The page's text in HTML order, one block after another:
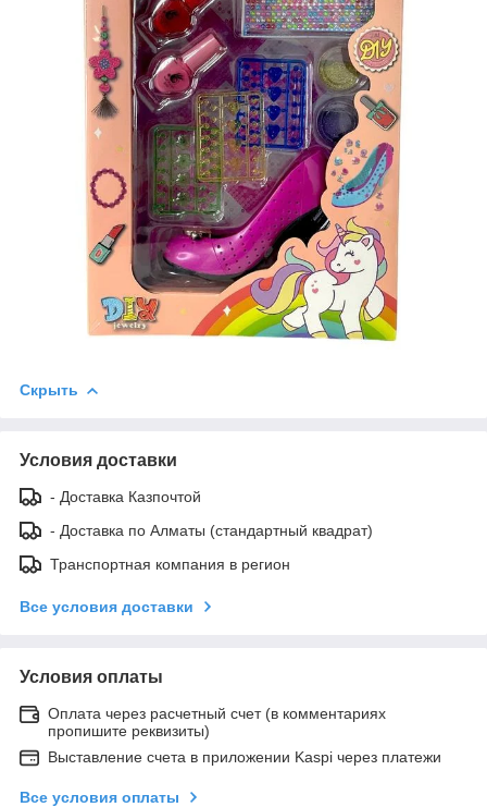
Скрыть
Условия доставки
- Доставка Казпочтой
- Доставка по Алматы (стандартный квадрат)
Транспортная компания в регион
Все условия доставки
Условия оплаты
Оплата через расчетный счет (в комментариях
пропишите реквизиты)
Выставление счета в приложении Kaspi через платежи
Все условия оплаты